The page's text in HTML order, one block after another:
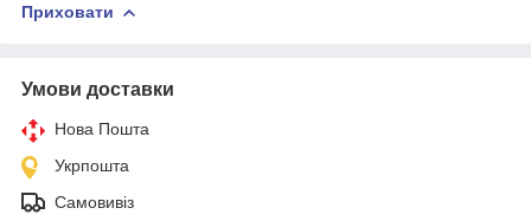
Приховати
Умови доставки
Нова Пошта
Укрпошта
Самовивіз